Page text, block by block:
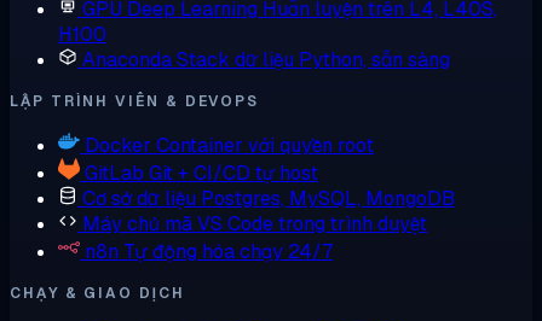
GPU Deep Learning Huấn luyện trên L4, L40S,
H100
AnacondaStack dữ liệu Python, sẵn sàng
LẬP TRÌNH VIÊN & DEVOPS
Docker Container với quyền root
GitLab Git + CI/CD tự host
Cơ sở dữ liệu Postgres, MySQL, MongoDB
Máy chủ mãVS Code trong trình duyệt
n8n Tự động hóa chạy 24/7
CHẠY & GIAO DỊCH